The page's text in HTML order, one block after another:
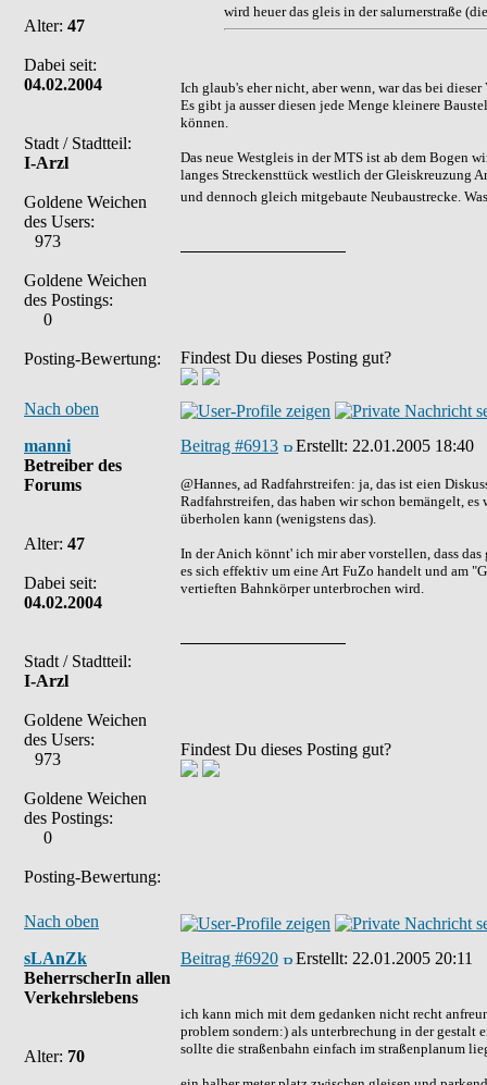
Alter: 47
Dabei seit:
04.02.2004
Stadt / Stadtteil:
I-Arzl
Goldene Weichen
des Users:
973
Goldene Weichen
des Postings:
0
Posting-Bewertung:
wird heuer das gleis in der salurnerstraße
Ich glaub's eher nicht, aber wenn, war das bei
Es gibt ja ausser diesen jede Menge kleinere
können.
Das neue Westgleis in der MTS ist ab dem Bogen
langes Streckensttück westlich der Gleiskreuzung
und dennoch gleich mitgebaute Neubaustrecke.
Findest Du dieses Posting gut?
Nach oben
manni
Betreiber des
Forums
Alter: 47
Dabei seit:
04.02.2004
Stadt / Stadtteil:
I-Arzl
Goldene Weichen
des Users:
973
Goldene Weichen
des Postings:
0
Posting-Bewertung:
Beitrag #6913 Erstellt: 22.01.2005 18:40
@Hannes, ad Radfahrstreifen: ja, das ist eien
Radfahrstreifen, das haben wir schon bemängelt,
überholen kann (wenigstens das).
In der Anich könnt' ich mir aber vorstellen, dass
es sich effektiv um eine Art FuZo handelt und am
vertieften Bahnkörper unterbrochen wird.
Findest Du dieses Posting gut?
Nach oben
sLAnZk
BeherrscherIn allen
Verkehrslebens
Alter: 70
Beitrag #6920 Erstellt: 22.01.2005 20:11
ich kann mich mit dem gedanken nicht recht
problem sondern:) als unterbrechung in der gestalt
sollte die straßenbahn einfach im straßenplanum